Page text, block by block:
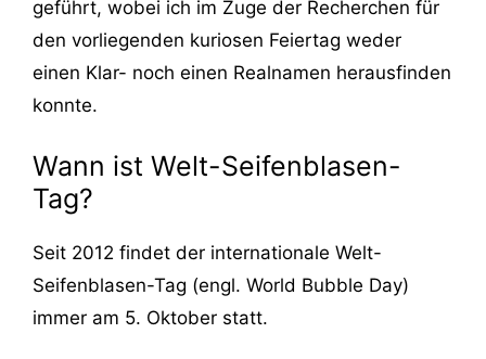
geführt, wobei ich im Zuge der Recherchen für
den vorliegenden kuriosen Feiertag weder
einen Klar- noch einen Realnamen herausfinden
konnte.
Wann ist Welt-Seifenblasen-
Tag?
Seit 2012 findet der internationale Welt-
Seifenblasen-Tag (engl. World Bubble Day)
immer am 5. Oktober statt.